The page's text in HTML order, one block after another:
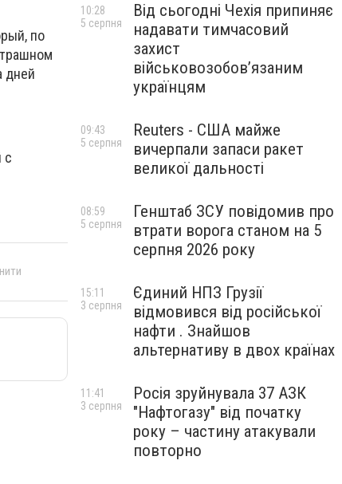
по
дней
с
Від сьогодні Чехія припиняє
надавати тимчасовий
захист
військовозобов’язаним
українцям
10:28
5 серпня
Reuters - США майже
вичерпали запаси ракет
великої дальності
09:43
5 серпня
Генштаб ЗСУ повідомив про
втрати ворога станом на 5
серпня 2026 року
08:59
5 серпня
Єдиний НПЗ Грузії
відмовився від російської
нафти . Знайшов
альтернативу в двох країнах
15:11
3 серпня
Росія зруйнувала 37 АЗК
"Нафтогазу" від початку
року – частину атакували
повторно
11:41
3 серпня